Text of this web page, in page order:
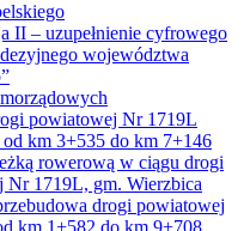
II – uzupełnienie cyfrowego
województwa
powiatowej Nr 1719L
km 3+535 do km 7+146
rowerową w ciągu drogi
Nr 1719L, gm. Wierzbica
drogi powiatowej
km 1+582 do km 9+708